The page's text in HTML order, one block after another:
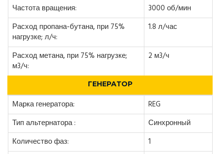
Частота вращения:
3000 об/мин
Расход пропана-бутана, при 75%
нагрузке; л/ч:
1.8 л/час
Расход метана, при 75% нагрузке;
м3/ч:
2 м3/ч
ГЕНЕРАТОР
Марка генератора:
REG
Тип альтернатора :
Синхронный
Количество фаз:
1